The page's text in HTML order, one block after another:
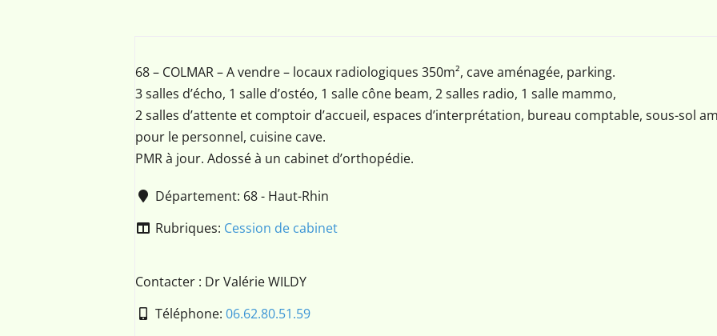
68 – COLMAR – A vendre – locaux radiologiques 350m², cave aménagée, parking.
3 salles d’écho, 1 salle d’ostéo, 1 salle cône beam, 2 salles radio, 1 salle mammo,
2 salles d’attente et comptoir d’accueil, espaces d’interprétation, bureau comptable, sous-sol
pour le personnel, cuisine cave.
PMR à jour. Adossé à un cabinet d’orthopédie.
Département: 68 - Haut-Rhin
Rubriques: Cession de cabinet
Contacter : Dr Valérie WILDY
Téléphone: 06.62.80.51.59